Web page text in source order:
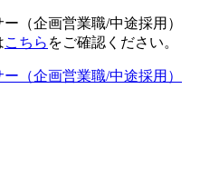
（企画営業職/中途採用）
こちら をご確認ください。
（企画営業職/中途採用）